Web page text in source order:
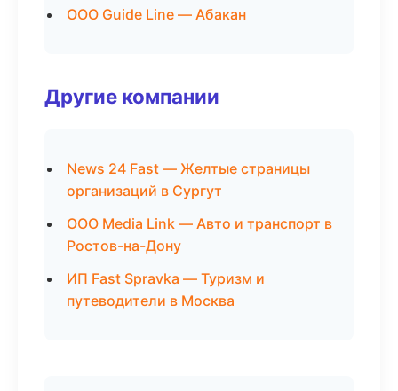
ООО Guide Line — Абакан
Другие компании
News 24 Fast — Желтые страницы
организаций в Сургут
ООО Media Link — Авто и транспорт в
Ростов-на-Дону
ИП Fast Spravka — Туризм и
путеводители в Москва